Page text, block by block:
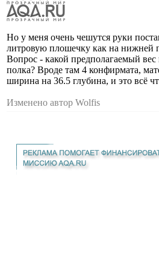
Но у меня очень чешутся руки
литровую плошечку как на нижней
Вопрос - какой предполагаемый вес
полка? Вроде там 4 конфирмата,
ширина на 36.5 глубина, и это всё
Изменено автор Wolfis